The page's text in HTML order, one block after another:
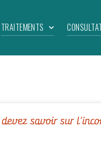
TRAITEMENTS
savoir sur